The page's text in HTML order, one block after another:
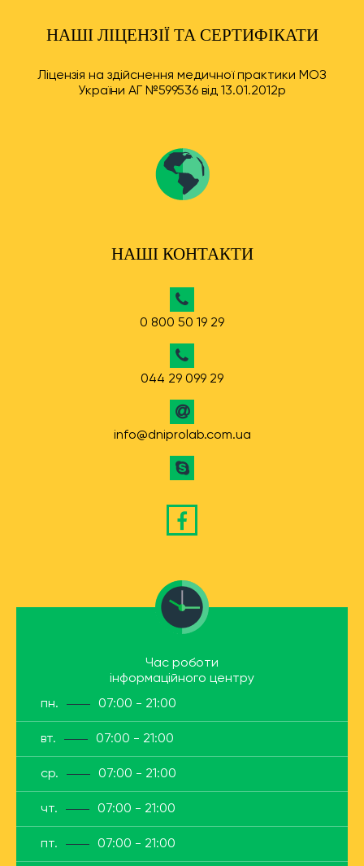
НАШІ ЛІЦЕНЗІЇ ТА СЕРТИФІКАТИ
Ліцензія на здійснення медичної практики МОЗ
України АГ №599536 від 13.01.2012р
НАШІ КОНТАКТИ
0 800 50 19 29
044 29 099 29
info@dniprolab.com.ua
Час роботи
інформаційного центру
пн.
07:00 - 21:00
вт. 07:00 - 21:00
ср. 07:00 - 21:00
чт. 07:00 - 21:00
пт. 07:00 - 21:00